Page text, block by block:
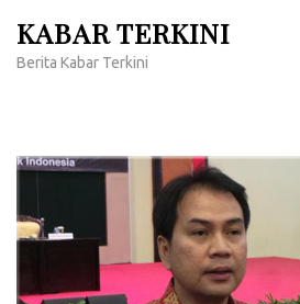
konten
KABAR TERKINI
Berita Kabar Terkini